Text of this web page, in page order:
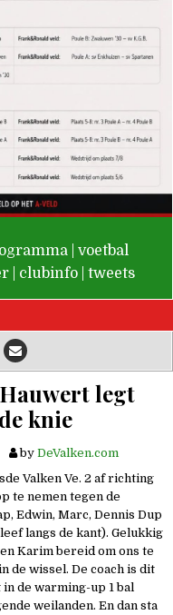
voetbal
clubinfo tweets
legt
knie
by DeValken.com
Valken Ve. 2 af richting
te nemen tegen de
Edwin, Marc, Dennis Dup
langs de kant). Gelukkig
Karim bereid om ons te
de wissel. De coach is dit
de warming-up 1 bal
weilanden. En dan sta